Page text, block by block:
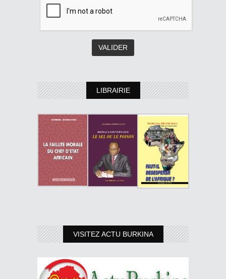
LIBRAIRIE
VISITEZ ACTU BURKINA